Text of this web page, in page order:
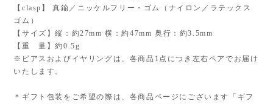
【clasp】 真鍮／ニッケルフリー・ゴム（ナイロン／ラテックス
ゴム）
【サイズ】縦：約27mm 横：約47mm 奥行：約3.5mm
【重 量】約0.5g
※ピアスおよびイヤリングは、各商品1点につき左右ペアでお届け
いたします。
＊ギフト包装をご希望の際は、各商品ページにございます「ギフ